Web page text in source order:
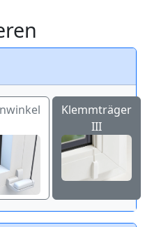
Klemmträger
III